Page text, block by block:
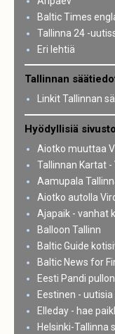
Baltic Times
Tallinna 24 -
Eri lehtiä
Tallinnan
Linkit Tallinnan
Hyödyllisiä
Aiotko muuttaa
Tallinnan Kartat -
Aamupala
Aiotko autolla
Ajapaik - vanhat
Balloon Tallinn
Baltic Guide
Baltic News for
Eesti Pandi
Eestinen -
Elleday - hae
Helsinki-Tallinna